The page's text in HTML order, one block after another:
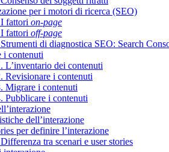
per i motori di ricerca (SEO)
fattori on-page
fattori off-page
di diagnostica SEO: Search
i contenuti
L’inventario dei contenuti
Revisionare i contenuti
Migrare i contenuti
Pubblicare i contenuti
dell’interazione
per definire l’interazione
tra scenari e user stories